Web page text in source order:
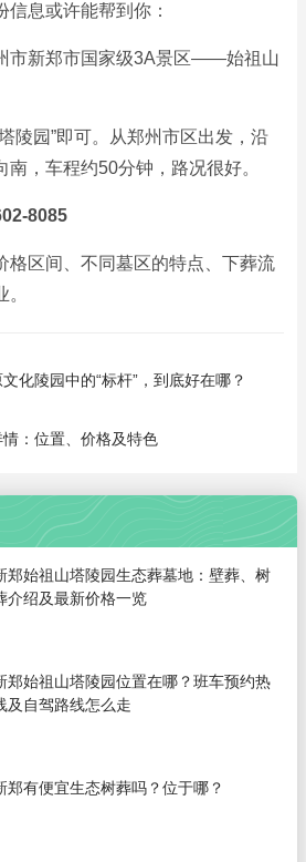
息或许能帮到你：
市新郑市国家级3A景区——始祖山
陵园”即可。从郑州市区出发，沿
，车程约50分钟，路况很好。
8085
格区间、不同墓区的特点、下葬流
化陵园中的“标杆”，到底好在哪？
：位置、价格及特色
郑始祖山塔陵园生态葬墓地：壁葬、树
介绍及最新价格一览
郑始祖山塔陵园位置在哪？班车预约热
及自驾路线怎么走
郑有便宜生态树葬吗？位于哪？